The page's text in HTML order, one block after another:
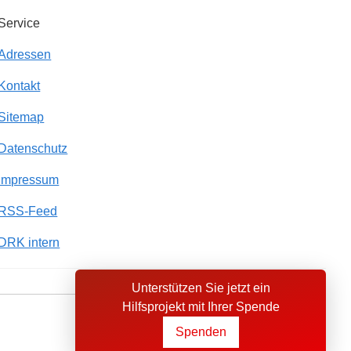
Unterstützen Sie jetzt ein
Hilfsprojekt mit Ihrer Spende
Spenden
Feed
intern